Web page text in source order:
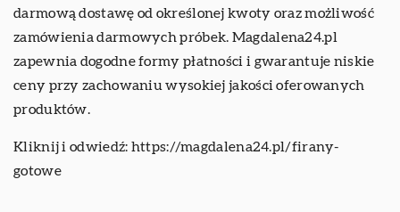
darmową dostawę od określonej kwoty oraz możliwość
zamówienia darmowych próbek. Magdalena24.pl
zapewnia dogodne formy płatności i gwarantuje niskie
ceny przy zachowaniu wysokiej jakości oferowanych
produktów.
Kliknij i odwiedź: https://magdalena24.pl/firany-
gotowe